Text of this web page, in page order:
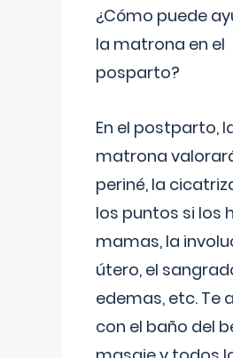
¿Cómo puede
la matrona en el
posparto?
En el postparto,
matrona
periné, la
los puntos si los
mamas, la
útero, el
edemas, etc. Te
con el baño del